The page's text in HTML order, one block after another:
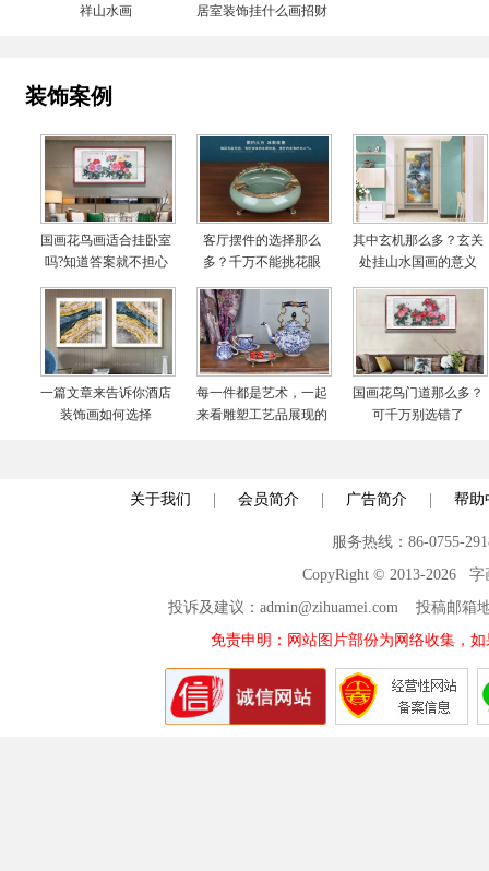
祥山水画
居室装饰挂什么画招财
装饰案例
国画花鸟画适合挂卧室
吗?知道答案就不担心
啦
客厅摆件的选择那么
多？千万不能挑花眼
其中玄机那么多？玄关
处挂山水国画的意义
一篇文章来告诉你酒店
装饰画如何选择
每一件都是艺术，一起
来看雕塑工艺品展现的
国画花鸟门道那么多？
可千万别选错了
关于我们 会员简介 广告简介 帮助
服务热线：86-0755-
CopyRight © 2013-2026 字
投诉及建议：admin@zihuamei.com 投稿邮
免责申明：网站图片部份为网络收集，